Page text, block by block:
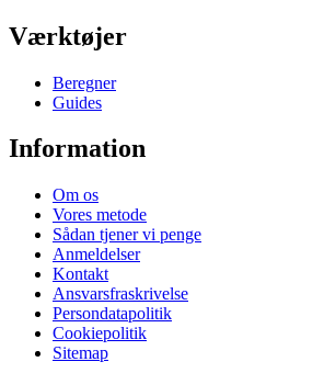
Værktøjer
Beregner
Guides
Information
Om os
Vores metode
Sådan tjener vi penge
Anmeldelser
Kontakt
Ansvarsfraskrivelse
Persondatapolitik
Cookiepolitik
Sitemap